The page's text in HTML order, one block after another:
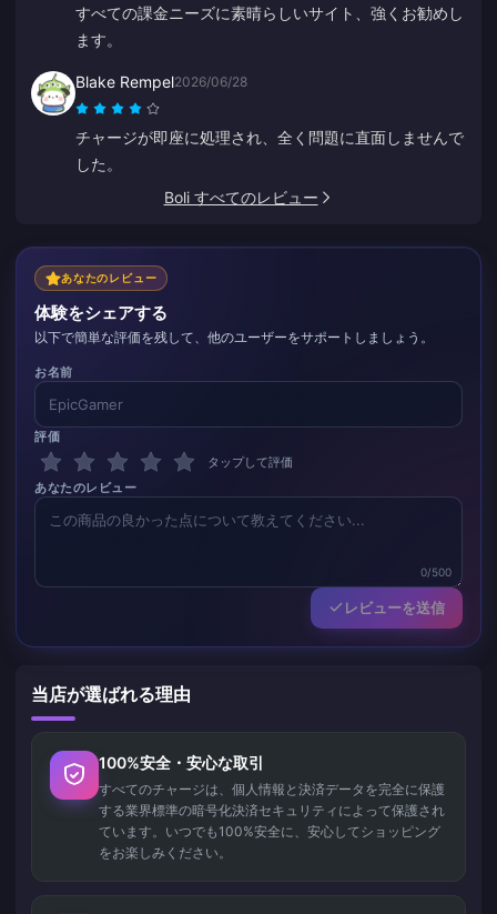
すべての課金ニーズに素晴らしいサイト、強くお勧めし
ます。
Blake Rempel2026/06/28
チャージが即座に処理され、全く問題に直面しませんで
した。
Boli すべてのレビュー
あなたのレビュー
体験をシェアする
以下で簡単な評価を残して、他のユーザーをサポートしましょう。
お名前
評価
タップして評価
あなたのレビュー
0/500
レビューを送信
当店が選ばれる理由
100%安全・安心な取引
すべてのチャージは、個人情報と決済データを完全に保護
する業界標準の暗号化決済セキュリティによって保護され
ています。いつでも100%安全に、安心してショッピング
をお楽しみください。